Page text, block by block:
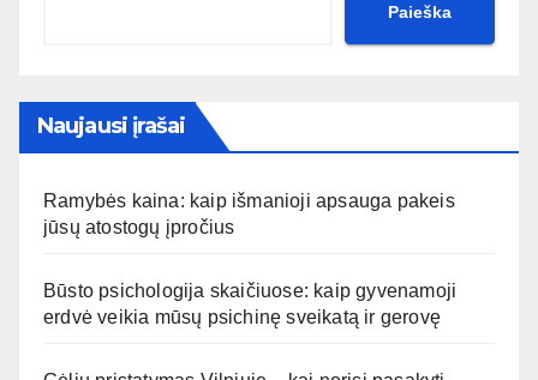
Paieška
Naujausi įrašai
Ramybės kaina: kaip išmanioji apsauga pakeis
jūsų atostogų įpročius
Būsto psichologija skaičiuose: kaip gyvenamoji
erdvė veikia mūsų psichinę sveikatą ir gerovę